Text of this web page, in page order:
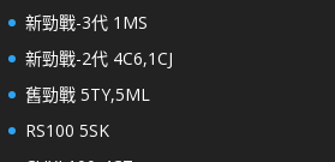
新勁戰-3代 1MS
新勁戰-2代 4C6,1CJ
舊勁戰 5TY,5ML
RS100 5SK